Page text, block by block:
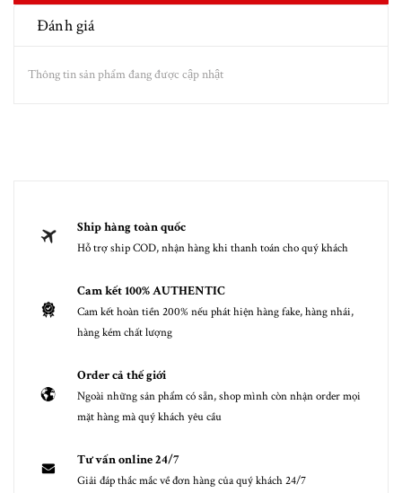
Đánh giá
Thông tin sản phẩm đang được cập nhật
Ship hàng toàn quốc
Hỗ trợ ship COD, nhận hàng khi thanh toán cho quý khách
Cam kết 100% AUTHENTIC
Cam kết hoàn tiền 200% nếu phát hiện hàng fake, hàng nhái,
hàng kém chất lượng
Order cả thế giới
Ngoài những sản phẩm có sẵn, shop mình còn nhận order mọi
mặt hàng mà quý khách yêu cầu
Tư vấn online 24/7
Giải đáp thắc mắc về đơn hàng của quý khách 24/7